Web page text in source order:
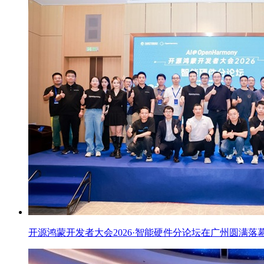
开源鸿蒙开发者大会2026·智能硬件分论坛在广州圆满落